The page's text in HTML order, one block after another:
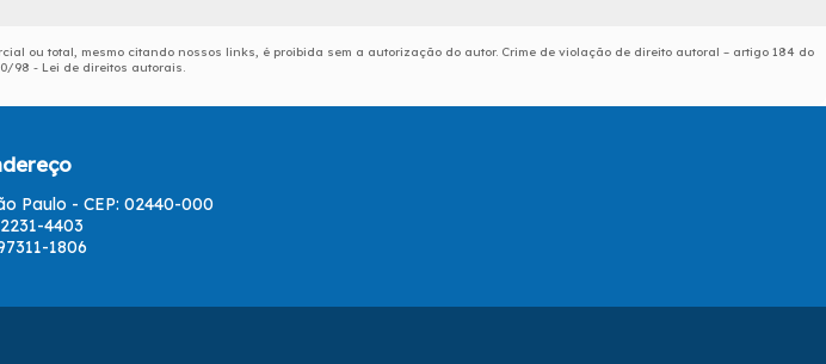
ou total, mesmo citando nossos links, é proibida sem a autorização do autor. Crime de violação de direito autoral – artigo 184 do
98 - Lei de direitos autorais.
Paulo - CEP: 02440-000
4403
1806